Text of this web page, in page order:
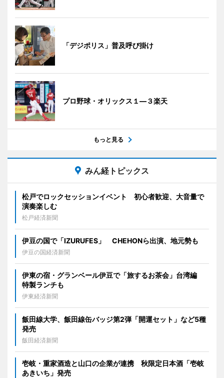
「デジポリス」普及呼び掛け
プロ野球・オリックス１―３楽天
もっと見る
みん経トピックス
松戸でロックセッションイベント 初心者歓迎、大音量で
演奏楽しむ
松戸経済新聞
伊豆の国で「IZURUFES」 CHEHONら出演、地元勢も
伊豆の国経済新聞
伊東の宿・グランベール伊豆で「旅するお茶会」台湾編
特製ランチも
伊東経済新聞
飯田線大学、飯田線缶バッジ第2弾「開運セット」など5種
発売
飯田経済新聞
壱岐・重家酒造と山口の企業が連携 秋限定日本酒「壱岐
あきいち」発売